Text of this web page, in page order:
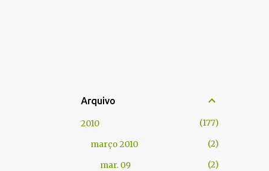
Arquivo
2010
177
março 2010
2
mar. 09
2